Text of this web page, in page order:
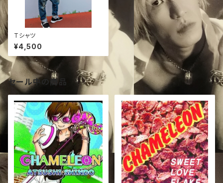
Tシャツ
¥4,500
セール中の商品